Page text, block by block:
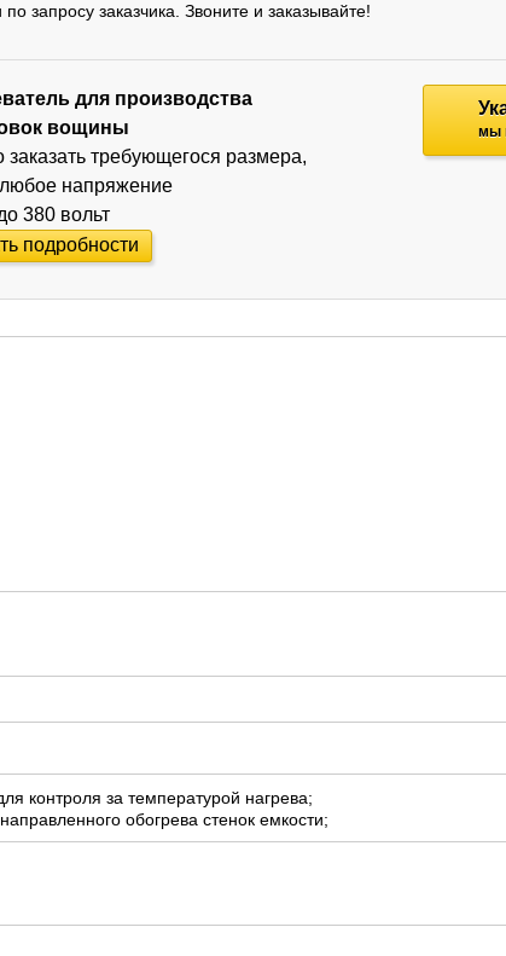
запросу заказчика. Звоните и заказывайте!
для производства
вощины
заказать требующегося размера,
напряжение
380 вольт
подробности
мы
контроля за температурой нагрева;
обогрева стенок емкости;